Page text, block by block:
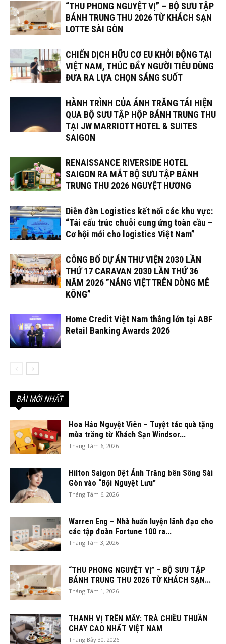
“THU PHONG NGUYỆT VỊ” – BỘ SƯU TẬP
BÁNH TRUNG THU 2026 TỪ KHÁCH SẠN
LOTTE SÀI GÒN
CHIẾN DỊCH HỮU CƠ EU KHỞI ĐỘNG TẠI
VIỆT NAM, THÚC ĐẨY NGƯỜI TIÊU DÙNG
ĐƯA RA LỰA CHỌN SÁNG SUỐT
HÀNH TRÌNH CỦA ÁNH TRĂNG TÁI HIỆN
QUA BỘ SƯU TẬP HỘP BÁNH TRUNG THU
TẠI JW MARRIOTT HOTEL & SUITES
SAIGON
RENAISSANCE RIVERSIDE HOTEL
SAIGON RA MẮT BỘ SƯU TẬP BÁNH
TRUNG THU 2026 NGUYỆT HƯƠNG
Diễn đàn Logistics kết nối các khu vực:
“Tái cấu trúc chuỗi cung ứng toàn cầu –
Cơ hội mới cho logistics Việt Nam”
CÔNG BỐ DỰ ÁN THƯ VIỆN 2030 LẦN
THỨ 17 CARAVAN 2030 LẦN THỨ 36
NĂM 2026 ”NẮNG VIỆT TRÊN DÒNG MÊ
KÔNG”
Home Credit Việt Nam thắng lớn tại ABF
Retail Banking Awards 2026
BÀI MỚI NHẤT
Hoa Hảo Nguyệt Viên – Tuyệt tác quà tặng
mùa trăng từ Khách Sạn Windsor...
Tháng Tám 6, 2026
Hilton Saigon Dệt Ánh Trăng bên Sông Sài
Gòn vào “Bội Nguyệt Lưu”
Tháng Tám 6, 2026
Warren Eng – Nhà huấn luyện lãnh đạo cho
các tập đoàn Fortune 100 ra...
Tháng Tám 3, 2026
“THU PHONG NGUYỆT VỊ” – BỘ SƯU TẬP
BÁNH TRUNG THU 2026 TỪ KHÁCH SẠN...
Tháng Tám 1, 2026
THANH VỊ TRÊN MÂY: TRÀ CHIỀU THUẦN
CHAY CAO NHẤT VIỆT NAM
Tháng Bảy 30, 2026